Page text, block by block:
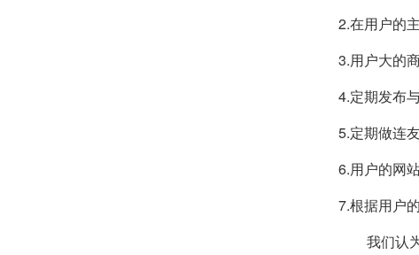
2.在用户的
3.用户大的
4.定期发布
5.定期做连
6.用户的网
7.根据用户
我们认为